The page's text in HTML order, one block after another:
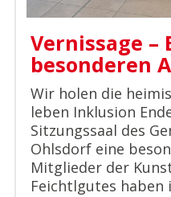
Vernissage
besonderen
Wir holen die
leben Inklusion
Sitzungssaal des
Ohlsdorf eine
Mitglieder der
Feichtlgutes haben